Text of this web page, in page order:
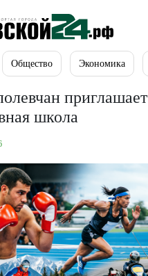
Общество Экономика
приглашает
школа